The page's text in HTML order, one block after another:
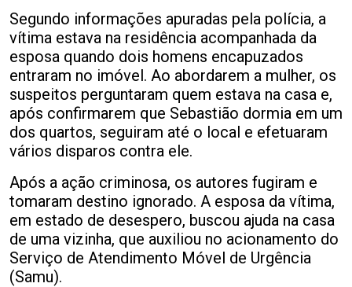
Segundo informações apuradas pela polícia, a
vítima estava na residência acompanhada da
esposa quando dois homens encapuzados
entraram no imóvel. Ao abordarem a mulher, os
suspeitos perguntaram quem estava na casa e,
após confirmarem que Sebastião dormia em um
dos quartos, seguiram até o local e efetuaram
vários disparos contra ele.
Após a ação criminosa, os autores fugiram e
tomaram destino ignorado. A esposa da vítima,
em estado de desespero, buscou ajuda na casa
de uma vizinha, que auxiliou no acionamento do
Serviço de Atendimento Móvel de Urgência
(Samu).